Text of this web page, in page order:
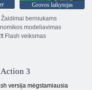
Grovos laikytojas
Žaidimai berniukams
modeliavimas
Flash veiksmas
3
versija mėgstamiausia